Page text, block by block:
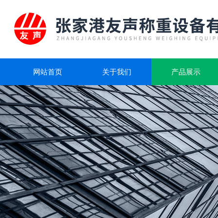
网站首页 关于我们 产品展示